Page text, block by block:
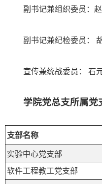
副书记兼组织委员：
副书记兼纪检委员：
宣传兼统战委员： 石
学院党总支所属党
支部名称
实验中心党支部
软件工程教工党支部